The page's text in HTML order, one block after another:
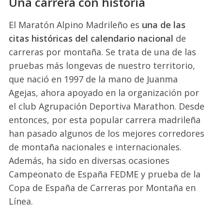
El Maratón Alpino Madrileño es una de las
citas históricas del calendario nacional de
carreras por montaña. Se trata de una de las
pruebas más longevas de nuestro territorio,
que nació en 1997 de la mano de Juanma
Agejas, ahora apoyado en la organización por
el club Agrupación Deportiva Marathon. Desde
entonces, por esta popular carrera madrileña
han pasado algunos de los mejores corredores
de montaña nacionales e internacionales.
Además, ha sido en diversas ocasiones
Campeonato de España FEDME y prueba de la
Copa de España de Carreras por Montaña en
Línea.